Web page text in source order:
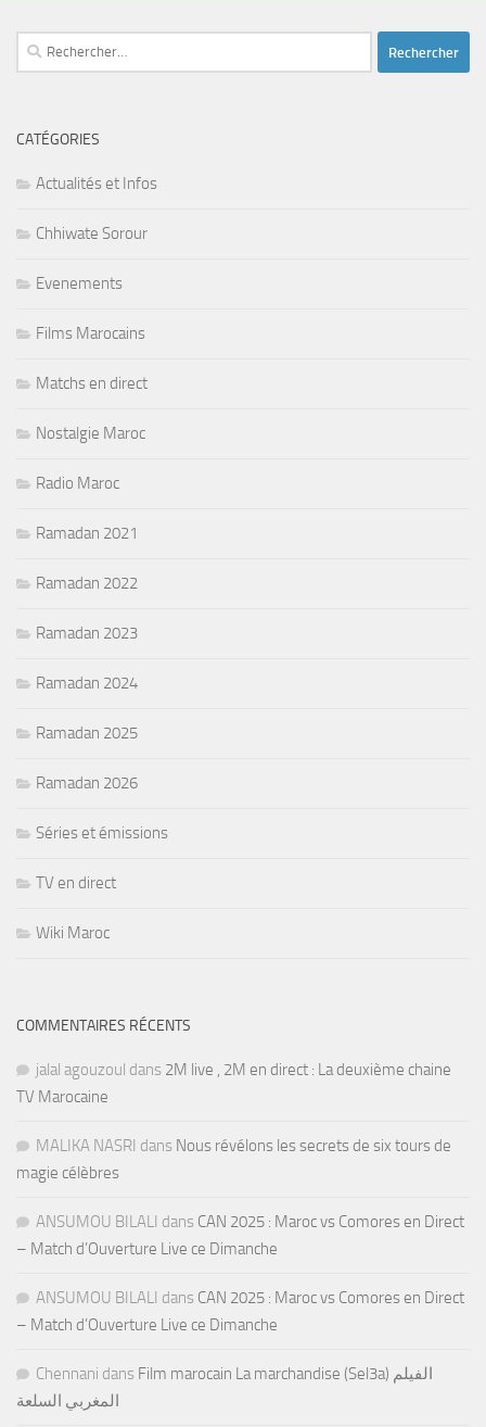
Rechercher :
CATÉGORIES
Actualités et Infos
Chhiwate Sorour
Evenements
Films Marocains
Matchs en direct
Nostalgie Maroc
Radio Maroc
Ramadan 2021
Ramadan 2022
Ramadan 2023
Ramadan 2024
Ramadan 2025
Ramadan 2026
Séries et émissions
TV en direct
Wiki Maroc
COMMENTAIRES RÉCENTS
jalal agouzoul dans 2M live , 2M en direct : La deuxième chaine
TV Marocaine
MALIKA NASRI dans Nous révélons les secrets de six tours de
magie célèbres
ANSUMOU BILALI dans CAN 2025 : Maroc vs Comores en Direct
– Match d’Ouverture Live ce Dimanche
ANSUMOU BILALI dans CAN 2025 : Maroc vs Comores en Direct
– Match d’Ouverture Live ce Dimanche
Chennani dans Film marocain La marchandise (Sel3a) الفيلم
المغربي السلعة